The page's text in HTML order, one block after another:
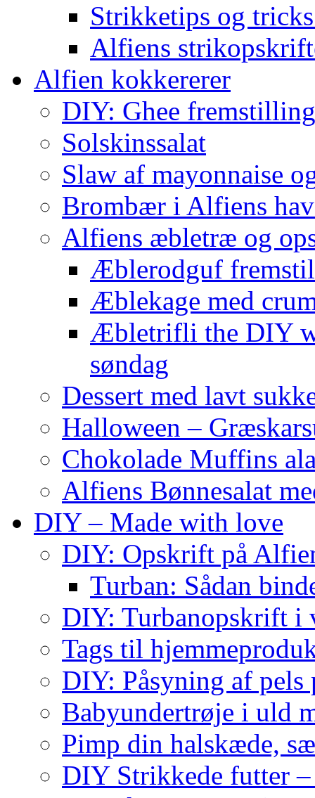
Strikketips og
Alfiens
Alfien kokkererer
DIY: Ghee
Solskinssalat
Slaw af mayonnaise
Brombær i Alfiens
Alfiens æbletræ og
Æblerodguf
Æblekage med
Æbletrifli the DIY
søndag
Dessert med lavt
Halloween –
Chokolade Muffins
Alfiens Bønnesalat
DIY – Made with love
DIY: Opskrift på
Turban: Sådan
DIY: Turbanopskrift i
Tags til
DIY: Påsyning af
Babyundertrøje i uld
Pimp din halskæde,
DIY Strikkede futter